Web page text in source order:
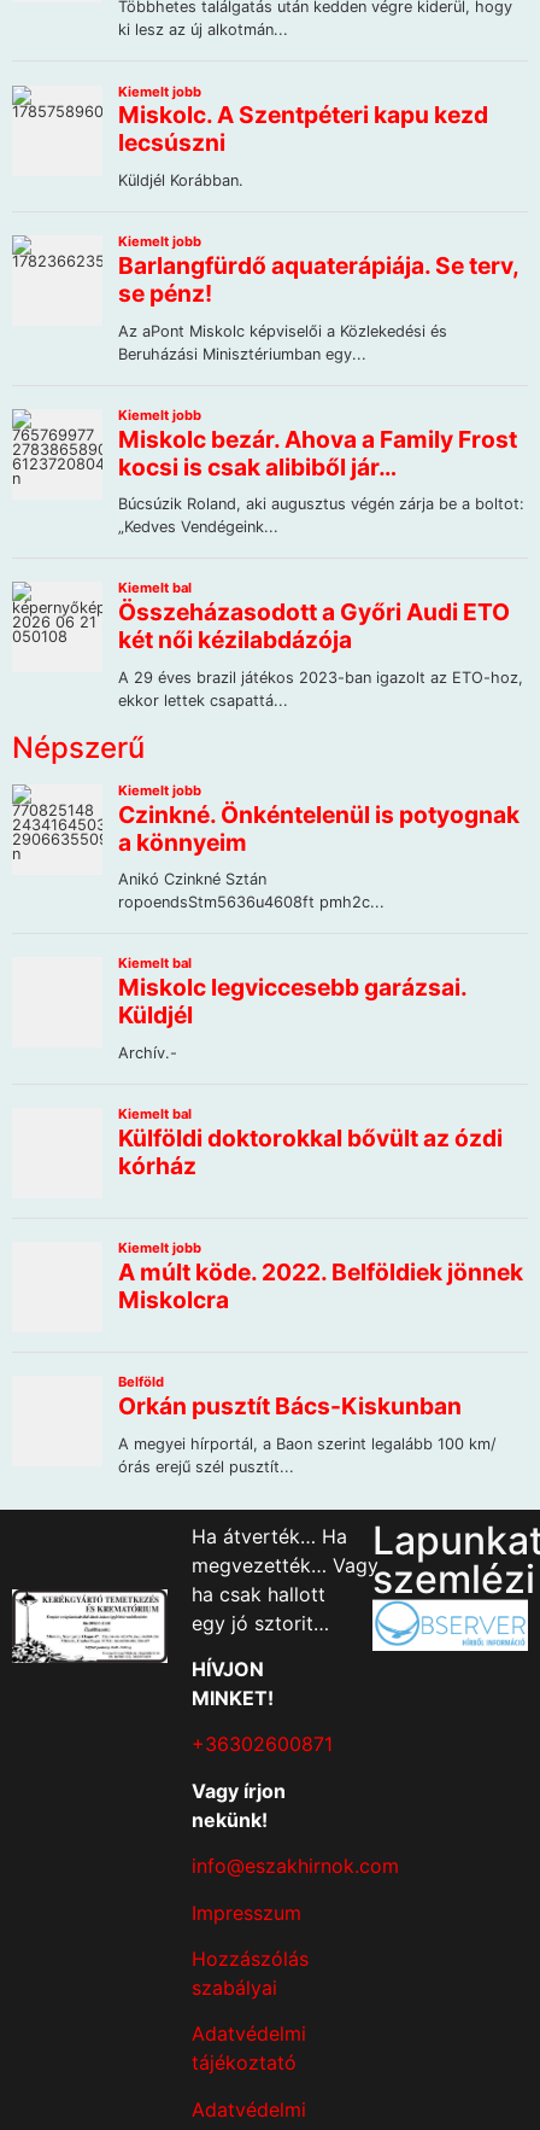
Népszerű
Ha átverték… Ha
megvezették… Vagy
ha csak hallott
egy jó sztorit…
HÍVJON
MINKET!
+36302600871
Vagy írjon
nekünk!
info@eszakhirnok.com
Impresszum
Hozzászólás
szabályai
Adatvédelmi
tájékoztató
Adatvédelmi
szemlézi